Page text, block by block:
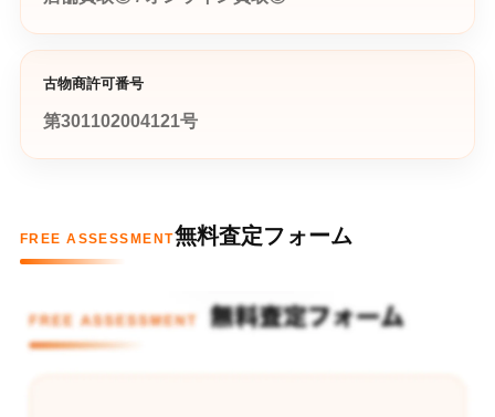
古物商許可番号
第301102004121号
FREE ASSESSMENT無料査定フォーム